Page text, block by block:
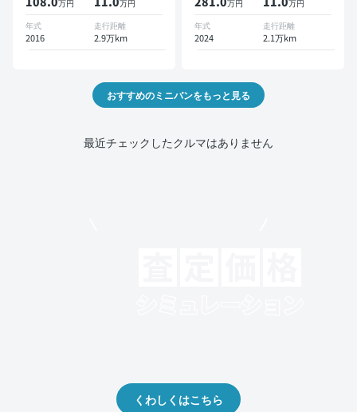
万円
万円
年式
2016
走行距離
2.9万km
ー 衝突軽減 両側電動スラ
イドドア 7人乗り
万円
万円
年式
2024
走行距離
2.1万km
おすすめのミニバンをもっと見る
最近チェックしたクルマはありません
くわしくはこちら